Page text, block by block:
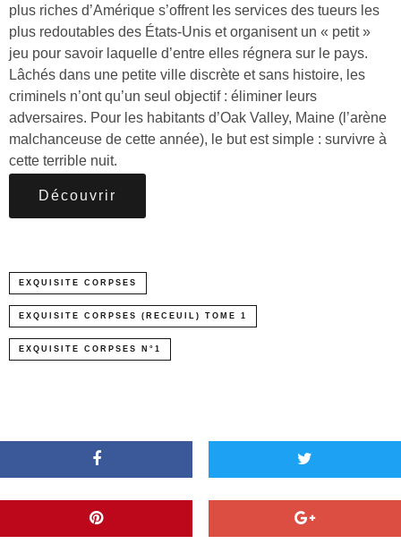
plus riches d’Amérique s’offrent les services des tueurs les
plus redoutables des États-Unis et organisent un « petit »
jeu pour savoir laquelle d’entre elles régnera sur le pays.
Lâchés dans une petite ville discrète et sans histoire, les
criminels n’ont qu’un seul objectif : éliminer leurs
adversaires. Pour les habitants d’Oak Valley, Maine (l’arène
malchanceuse de cette année), le but est simple : survivre à
cette terrible nuit.
Découvrir
EXQUISITE CORPSES
EXQUISITE CORPSES (RECEUIL) TOME 1
EXQUISITE CORPSES N°1